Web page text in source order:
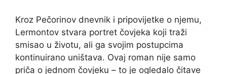
Kroz Pečorinov dnevnik i pripovijetke o njemu,
Lermontov stvara portret čovjeka koji traži
smisao u životu, ali ga svojim postupcima
kontinuirano uništava. Ovaj roman nije samo
priča o jednom čovjeku – to je ogledalo čitave